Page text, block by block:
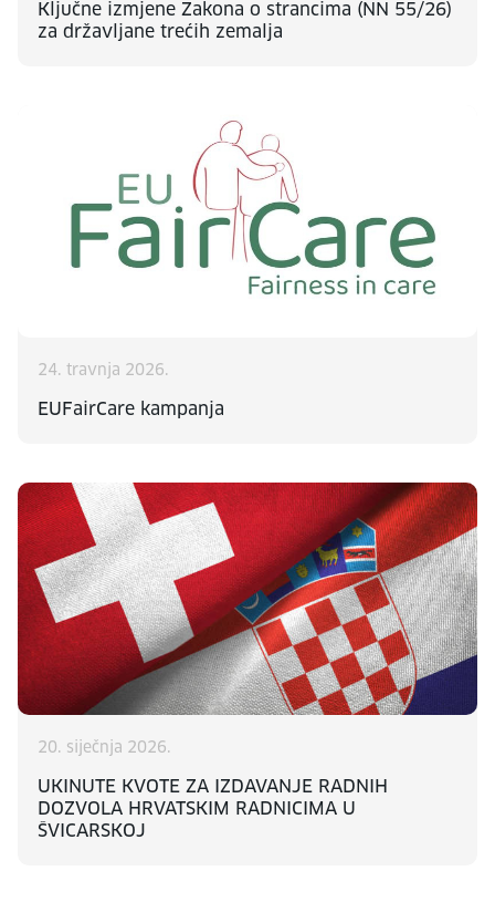
Ključne izmjene Zakona o strancima (NN 55/26)
za državljane trećih zemalja
24. travnja 2026.
EUFairCare kampanja
20. siječnja 2026.
UKINUTE KVOTE ZA IZDAVANJE RADNIH
DOZVOLA HRVATSKIM RADNICIMA U
ŠVICARSKOJ